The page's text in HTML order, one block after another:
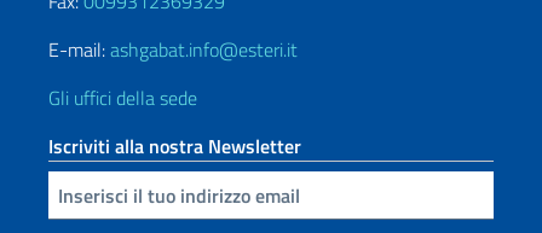
E-mail:ashgabat.info@esteri.it
Gli uffici della sede
Iscriviti alla nostra Newsletter
Inserisci la tua email